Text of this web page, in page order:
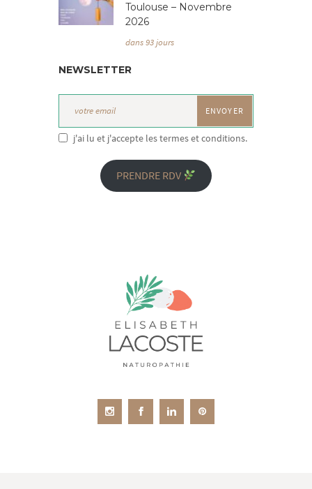
Toulouse – Novembre
2026
dans 93 jours
NEWSLETTER
j'ai lu et j'accepte les termes et conditions.
PRENDRE RDV